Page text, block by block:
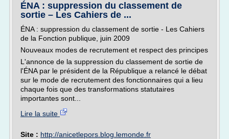
ÉNA : suppression du classement de
sortie – Les Cahiers de ...
ÉNA : suppression du classement de sortie - Les Cahiers
de la Fonction publique, juin 2009
Nouveaux modes de recrutement et respect des principes
L'annonce de la suppression du classement de sortie de
l'ÉNA par le président de la République a relancé le débat
sur le mode de recrutement des fonctionnaires qui a lieu
chaque fois que des transformations statutaires
importantes sont...
Lire la suite
Site : http://anicetlepors.blog.lemonde.fr